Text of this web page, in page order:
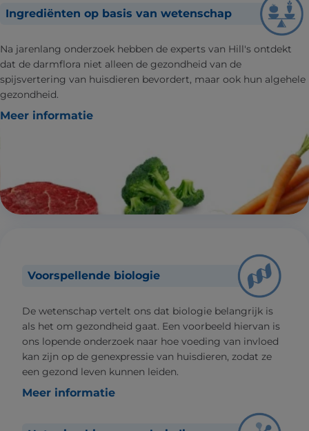
Ingrediënten op basis van wetenschap
Na jarenlang onderzoek hebben de experts van Hill's ontdekt
dat de darmflora niet alleen de gezondheid van de
spijsvertering van huisdieren bevordert, maar ook hun algehele
gezondheid.
Meer informatie
Voorspellende biologie
De wetenschap vertelt ons dat biologie belangrijk is
als het om gezondheid gaat. Een voorbeeld hiervan is
ons lopende onderzoek naar hoe voeding van invloed
kan zijn op de genexpressie van huisdieren, zodat ze
een gezond leven kunnen leiden.
Meer informatie